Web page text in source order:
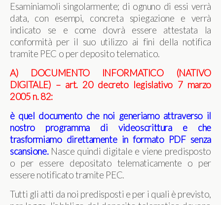
Esaminiamoli singolarmente; di ognuno di essi verrà
data, con esempi, concreta spiegazione e verrà
indicato se e come dovrà essere attestata la
conformità per il suo utilizzo ai fini della notifica
tramite PEC o per deposito telematico.
A) DOCUMENTO INFORMATICO (NATIVO
DIGITALE) – art. 20 decreto legislativo 7 marzo
2005 n. 82:
è quel documento che noi generiamo attraverso il
nostro programma di videoscrittura e che
trasformiamo direttamente in formato PDF senza
scansione. Nasce quindi digitale e viene predisposto
o per essere depositato telematicamente o per
essere notificato tramite PEC.
Tutti gli atti da noi predisposti e per i quali è previsto,